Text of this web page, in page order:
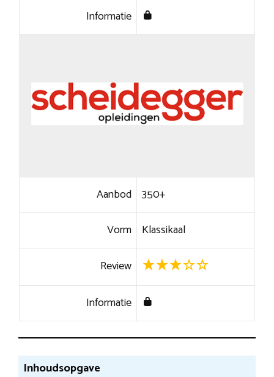
Informatie
Aanbod 350+
Vorm Klassikaal
Review
Informatie
Inhoudsopgave